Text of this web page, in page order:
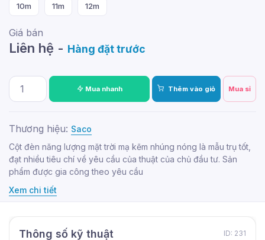
10m 11m 12m
Giá bán
Liên hệ - Hàng đặt trước
Mua nhanh Thêm vào giỏ Mua sỉ
Thương hiệu: Saco
Cột đèn năng lượng mặt trời mạ kẽm nhúng nóng là mẫu trụ tốt,
đạt nhiều tiêu chí về yêu cầu của thuật của chủ đầu tư. Sản
phẩm được gia công theo yêu cầu
Xem chi tiết
Thông số kỹ thuật ID: 231